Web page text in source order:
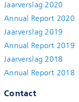
Jaarverslag 2020
Annual Report 2020
Jaarverslag 2019
Annual Report 2019
Jaarverslag 2018
Annual Report 2018
Contact